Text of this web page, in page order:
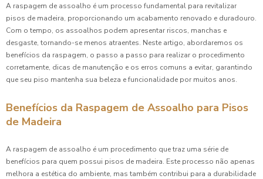
A raspagem de assoalho é um processo fundamental para revitalizar
pisos de madeira, proporcionando um acabamento renovado e duradouro.
Com o tempo, os assoalhos podem apresentar riscos, manchas e
desgaste, tornando-se menos atraentes. Neste artigo, abordaremos os
benefícios da raspagem, o passo a passo para realizar o procedimento
corretamente, dicas de manutenção e os erros comuns a evitar, garantindo
que seu piso mantenha sua beleza e funcionalidade por muitos anos.
Benefícios da Raspagem de Assoalho para Pisos
de Madeira
A raspagem de assoalho é um procedimento que traz uma série de
benefícios para quem possui pisos de madeira. Este processo não apenas
melhora a estética do ambiente, mas também contribui para a durabilidade